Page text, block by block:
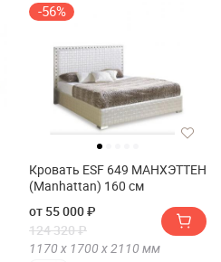
-56%
Кровать ESF 649 МАНХЭТТЕН
(Manhattan) 160 см
от 55 000 ₽
124 320 ₽
1170 х 1700 х2110 мм